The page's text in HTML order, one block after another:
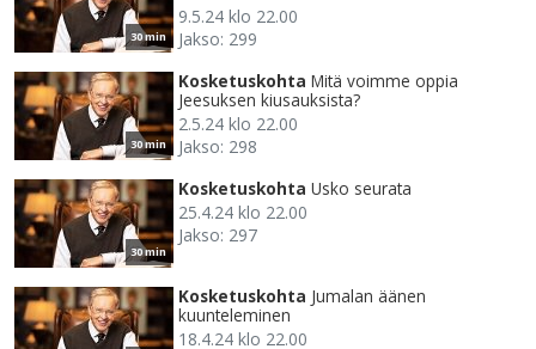
30 min
9.5.24 klo 22.00
Jakso: 299
30 min
Kosketuskohta Mitä voimme oppia
Jeesuksen kiusauksista?
2.5.24 klo 22.00
Jakso: 298
30 min
Kosketuskohta Usko seurata
25.4.24 klo 22.00
Jakso: 297
Kosketuskohta Jumalan äänen
kuunteleminen
18.4.24 klo 22.00